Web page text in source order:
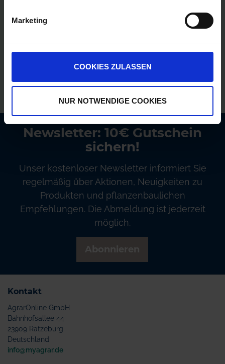
Marketing
COOKIES ZULASSEN
NUR NOTWENDIGE COOKIES
Bezahlung auf Rechnung
Newsletter: 10€ Gutschein
sichern!
Unser kostenloser Newsletter informiert Sie
regelmäßig über Aktionen, Neuigkeiten zu
Produkten und pflanzenbaulichen
Empfehlungen. Die Abmeldung ist jederzeit
möglich.
Kontakt
AgrarOnline GmbH
Bahnhofsallee 44
23909 Ratzeburg
Deutschland
info@myagrar.de